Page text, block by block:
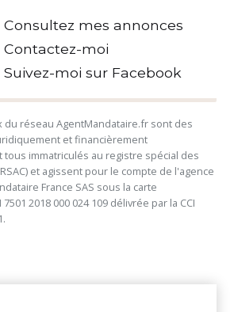
Consultez mes annonces
Contactez-moi
Suivez-moi sur Facebook
du réseau AgentMandataire.fr sont des
et financièrement
immatriculés au registre spécial des
et agissent pour le compte de l'agence
France SAS sous la carte
2018 000 024 109 délivrée par la CCI